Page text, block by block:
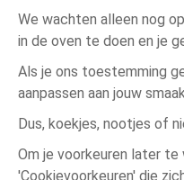
We wachten alleen nog
in de oven te doen en je
Als je ons toestemming
aanpassen aan jouw smaak.
Dus, koekjes, nootjes of
Om je voorkeuren later te
'Cookievoorkeuren' die
Algemene